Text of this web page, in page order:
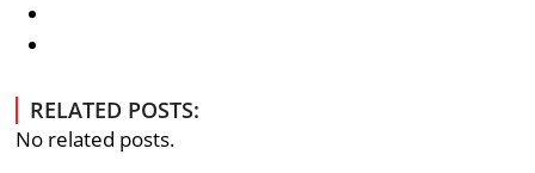
RELATED POSTS:
No related posts.